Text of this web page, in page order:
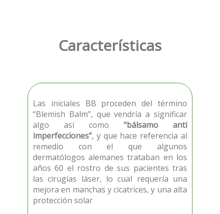
Características
Las iniciales BB proceden del término
“Blemish Balm”, que vendría a significar
algo así como “bálsamo anti
imperfecciones”, y que hace referencia al
remedio con el que algunos
dermatólogos alemanes trataban en los
años 60 el rostro de sus pacientes tras
las cirugías láser, lo cual requería una
mejora en manchas y cicatrices, y una alta
protección solar